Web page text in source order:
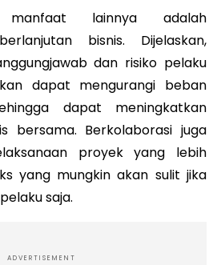
lainnya adalah
bisnis. Dijelaskan,
dan risiko pelaku
dapat mengurangi beban
dapat meningkatkan
bersama. Berkolaborasi juga
proyek yang lebih
yang mungkin akan sulit jika
saja.
ADVERTISEMENT